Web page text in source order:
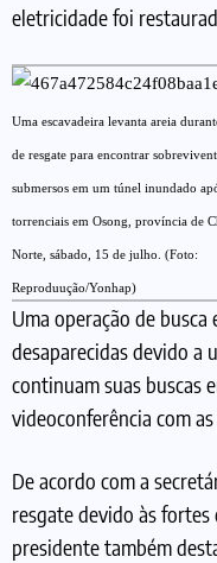
eletricidade foi
Uma escavadeira levanta areia
de resgate para encontrar
submersos em um túnel inundado
torrenciais em Osong, província de
Norte, sábado, 15 de julho. (Foto:
Reproduução/Yonhap)
Uma operação de
desaparecidas devido a
continuam suas buscas
videoconferência com
De acordo com a
resgate devido às fortes
presidente também